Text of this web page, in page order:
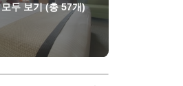
모두 보기 (총57개)